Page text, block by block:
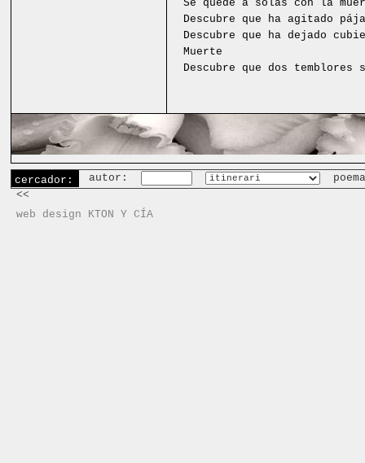
Se quede a solas con la
Descubre que ha agitado
Descubre que ha dejado
Muerte
Descubre que dos
cercador: autor:
<<
web design KTON Y CÍA